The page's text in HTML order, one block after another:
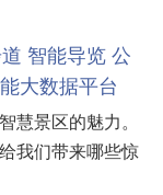
智能导览 公
大数据平台
慧景区的魅力。
我们带来哪些惊